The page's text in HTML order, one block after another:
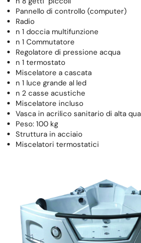
Pannello di controllo (computer)
Radio
n 1 doccia multifunzione
n 1 Commutatore
Regolatore di pressione acqua
n 1 termostato
Miscelatore a cascata
n 1 luce grande al led
n 2 casse acustiche
Miscelatore incluso
Vasca in acrilico sanitario di alta
Peso: 100 kg
Struttura in acciaio
Miscelatori termostatici